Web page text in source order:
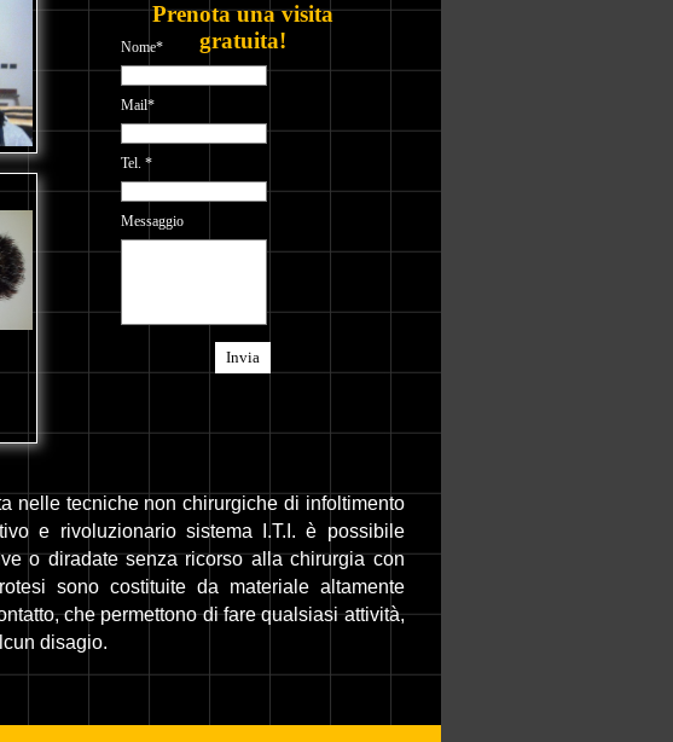
Prenota una visita
gratuita!
Nome*
Mail*
Tel. *
Messaggio
nelle tecniche non chirurgiche di infoltimento
e rivoluzionario sistema I.T.I. è possibile
o diradate senza ricorso alla chirurgia con
sono costituite da materiale altamente
che permettono di fare qualsiasi attività,
disagio.